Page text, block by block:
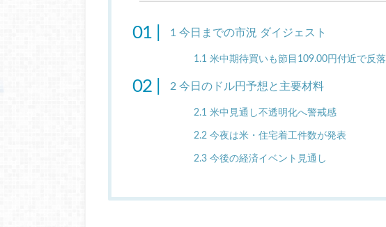
1 今日までの市況 ダイジェスト
1.1 米中期待買いも節目109.00円付近で反落
2 今日のドル円予想と主要材料
2.1 米中見通し不透明化へ警戒感
2.2 今夜は米・住宅着工件数が発表
2.3 今後の経済イベント見通し